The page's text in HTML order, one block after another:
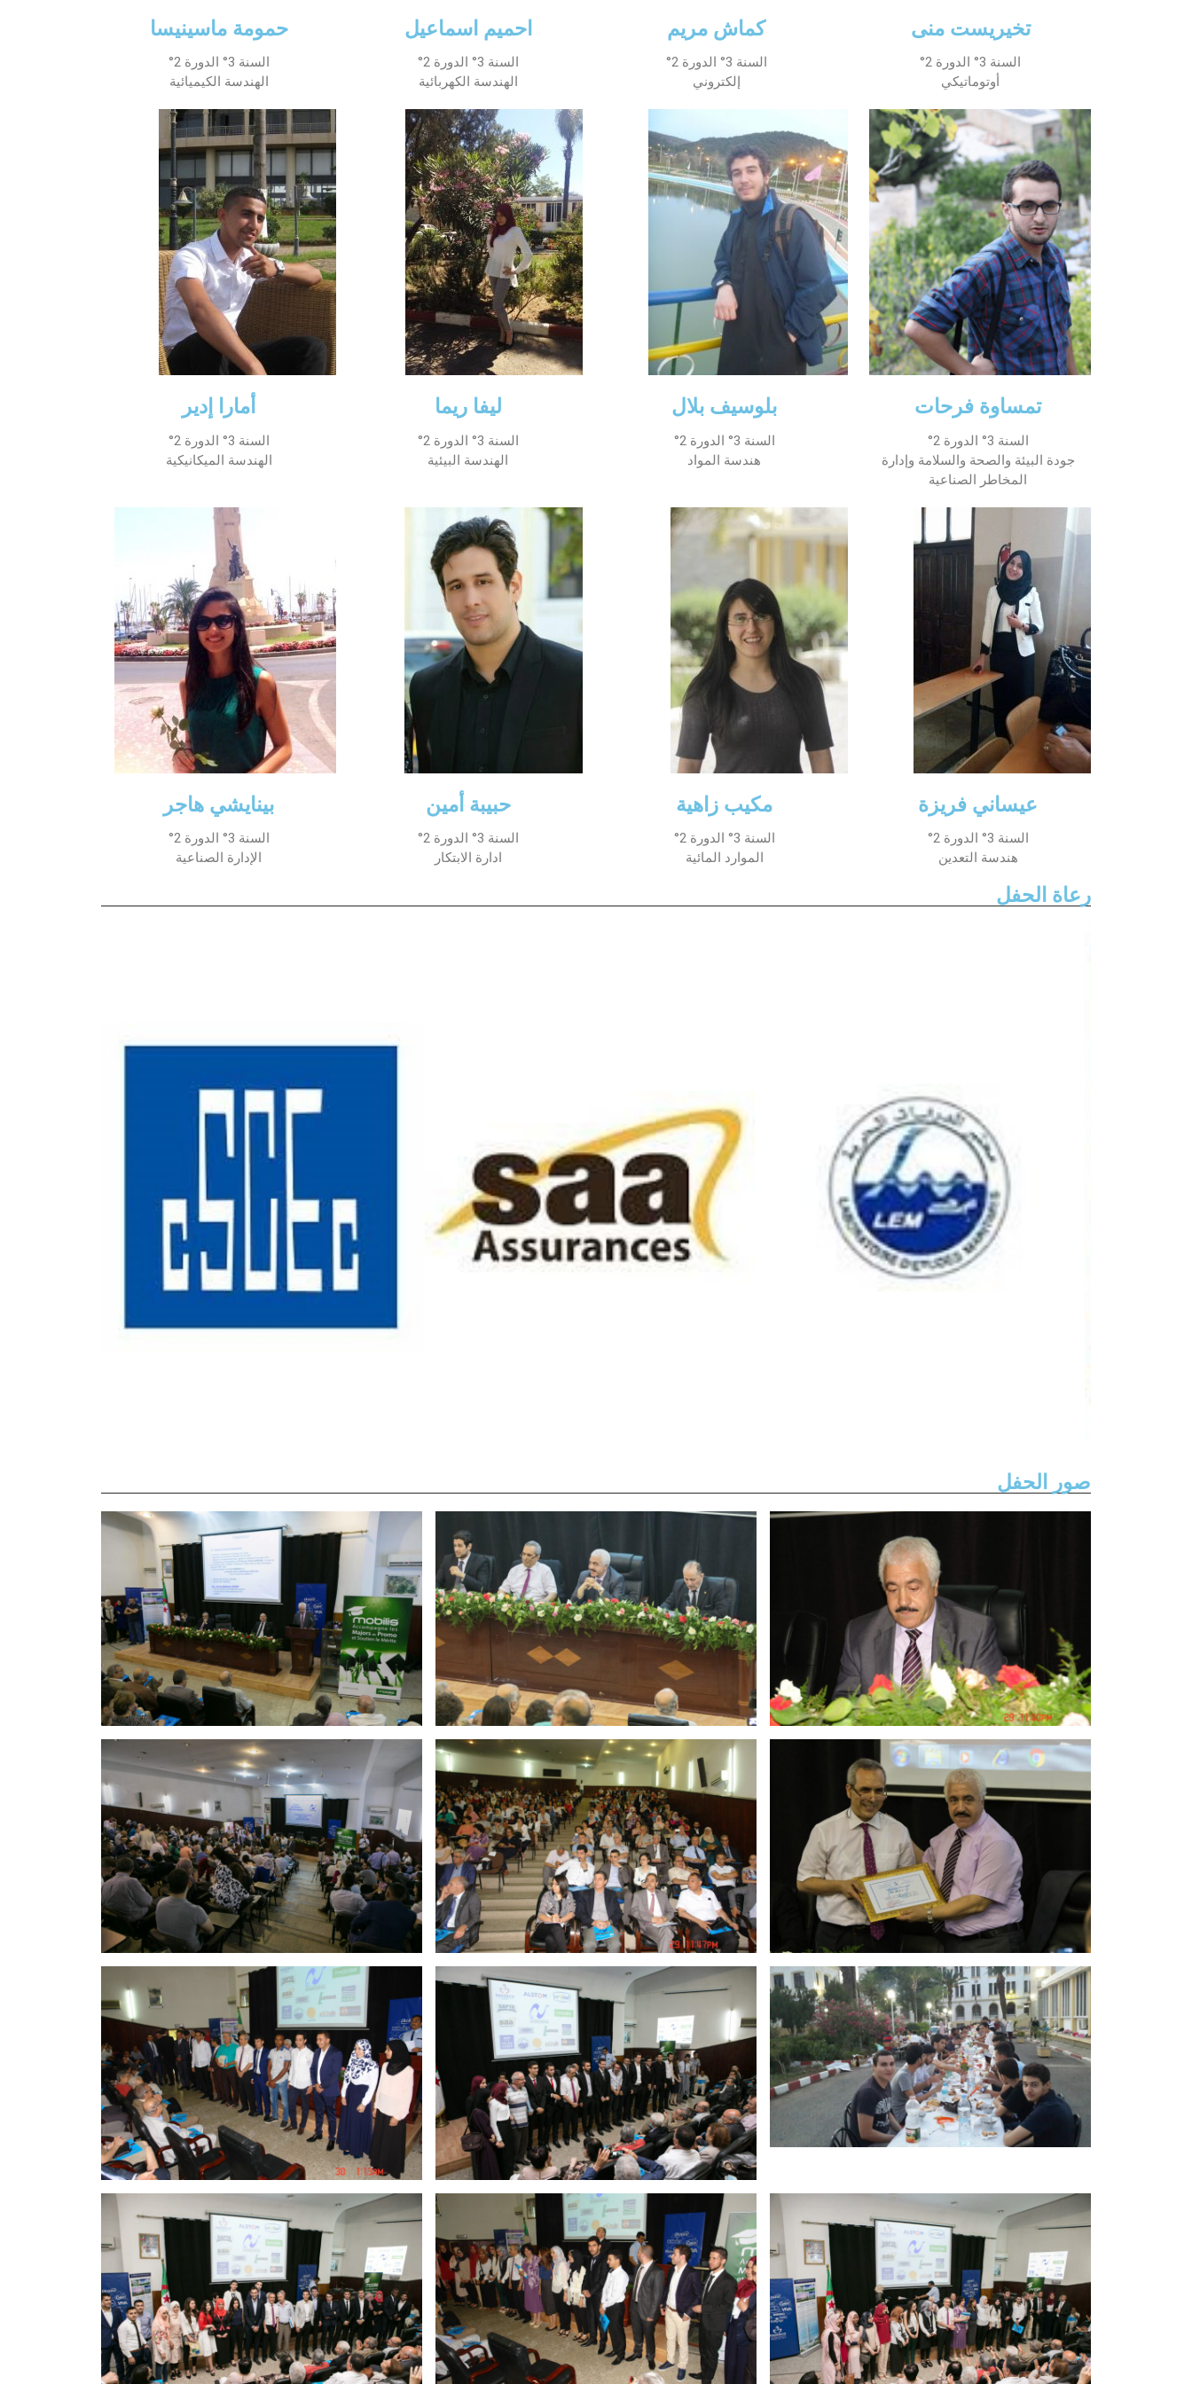
الأقــســــام الـتـحــضـيـريـــة
الشهادات
نماذج ما بعد التدرج
ميثاق الأداب والأخلاقيات الجامعية
تخيريست منى
السنة 3° الدورة 2°
أوتوماتيكي
كماش مريم
السنة 3° الدورة 2°
إلكتروني
احميم اسماعيل
السنة 3° الدورة 2°
الهندسة الكهربائية
حمومة ماسينيسا
السنة 3° الدورة 2°
الهندسة الكيميائية
تمساوة فرحات
السنة 3° الدورة 2°
جودة البيئة والصحة والسلامة وإدارة
المخاطر الصناعية
بلوسيف بلال
السنة 3° الدورة 2°
هندسة المواد
ليفا ريما
السنة 3° الدورة 2°
الهندسة البيئية
أمارا إدير
السنة 3° الدورة 2°
الهندسة الميكانيكية
عيساني فريزة
السنة 3° الدورة 2°
هندسة التعدين
مكيب زاهية
السنة 3° الدورة 2°
الموارد المائية
حبيبة أمين
السنة 3° الدورة 2°
ادارة الابتكار
بينايشي هاجر
السنة 3° الدورة 2°
الإدارة الصناعية
رعاة الحفل
صور الحفل